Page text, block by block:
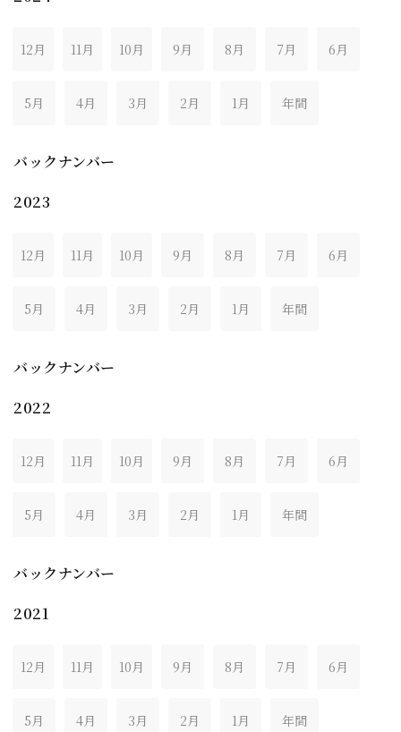
12月 11月 10月 9月 8月 7月 6月
5月 4月 3月 2月 1月 年間
バックナンバー
2023
12月 11月 10月 9月 8月 7月 6月
5月 4月 3月 2月 1月 年間
バックナンバー
2022
12月 11月 10月 9月 8月 7月 6月
5月 4月 3月 2月 1月 年間
バックナンバー
2021
12月 11月 10月 9月 8月 7月 6月
5月 4月 3月 2月 1月 年間